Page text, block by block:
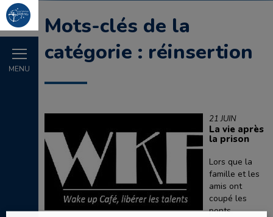
MENU
Mots-clés de la
catégorie : réinsertion
21 JUIN
La vie après
la prison
Lors que la
famille et les
amis ont
coupé les
ponts,